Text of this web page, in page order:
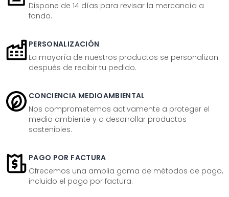
Dispone de 14 días para revisar la mercancía a
fondo.
PERSONALIZACIÓN
La mayoría de nuestros productos se personalizan
después de recibir tu pedido.
CONCIENCIA MEDIOAMBIENTAL
Nos comprometemos activamente a proteger el
medio ambiente y a desarrollar productos
sostenibles.
PAGO POR FACTURA
Ofrecemos una amplia gama de métodos de pago,
incluido el pago por factura.